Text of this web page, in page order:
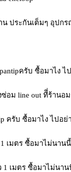
ประกันเต็มๆ อุปก
ครับ ซื้อมาไง ไ
ซ่อม line out ทีี่ร้า
ครับ ซื้อมาไง ไปอย่
1 เมตร ซื้อมาไม่นา
ว 1 เมตร ซื้อมาไม่น